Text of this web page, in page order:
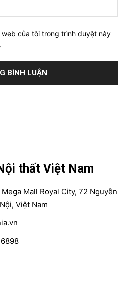
của tôi trong trình duyệt này
thất Việt Nam
Mall Royal City, 72 Nguyễn
Việt Nam